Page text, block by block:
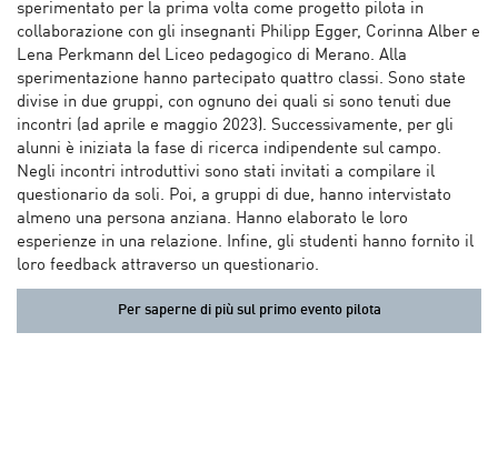
sperimentato per la prima volta come progetto pilota in
collaborazione con gli insegnanti Philipp Egger, Corinna Alber e
Lena Perkmann del Liceo pedagogico di Merano. Alla
sperimentazione hanno partecipato quattro classi. Sono state
divise in due gruppi, con ognuno dei quali si sono tenuti due
incontri (ad aprile e maggio 2023). Successivamente, per gli
alunni è iniziata la fase di ricerca indipendente sul campo.
Negli incontri introduttivi sono stati invitati a compilare il
questionario da soli. Poi, a gruppi di due, hanno intervistato
almeno una persona anziana. Hanno elaborato le loro
esperienze in una relazione. Infine, gli studenti hanno fornito il
loro feedback attraverso un questionario.
Per saperne di più sul primo evento pilota